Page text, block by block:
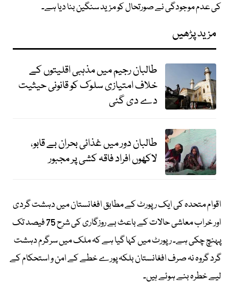
کی عدم موجودگی نے صورتحال کو مزید سنگین بنا دیا ہے۔
مزید پڑھیں
طالبان رجیم میں مذہبی اقلیتوں کے
خلاف امتیازی سلوک کو قانونی حیثیت
دے دی گئی
طالبان دور میں غذائی بحران بے قابو،
لاکھوں افراد فاقہ کشی پر مجبور
اقوام متحدہ کی ایک رپورٹ کے مطابق افغانستان میں دہشت گردی
اور خراب معاشی حالات کے باعث بے روزگاری کی شرح 75 فیصد تک
پہنچ چکی ہے۔ رپورٹ میں کہا گیا ہے کہ ملک میں سرگرم دہشت
گرد گروہ نہ صرف افغانستان بلکہ پورے خطے کے امن و استحکام کے
لیے خطرہ بنے ہوئے ہیں۔